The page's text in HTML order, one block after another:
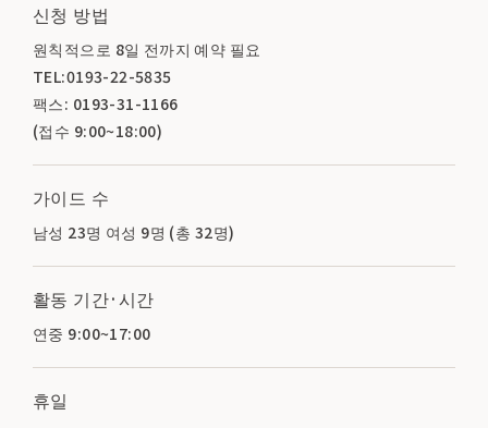
신청 방법
원칙적으로 8일 전까지 예약 필요
TEL:0193-22-5835
팩스: 0193-31-1166
(접수 9:00~18:00)
가이드 수
남성 23명 여성 9명 (총 32명)
활동 기간·시간
연중 9:00~17:00
휴일